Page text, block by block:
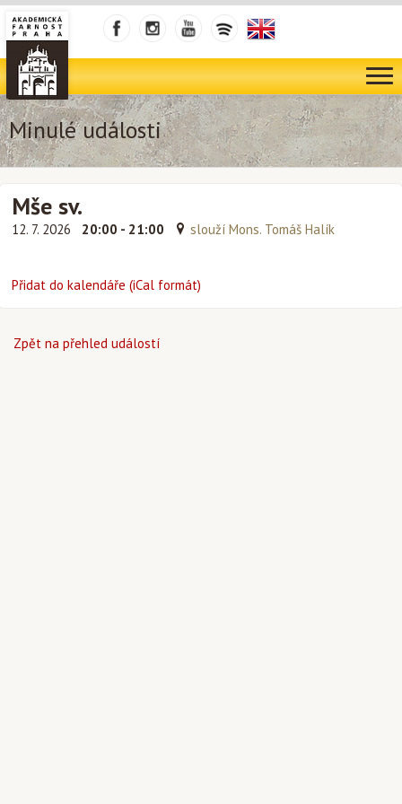
Minulé události
Mše sv.
12. 7. 2026 20:00 - 21:00 slouží Mons. Tomáš Halík
Přidat do kalendáře (iCal formát)
Zpět na přehled událostí